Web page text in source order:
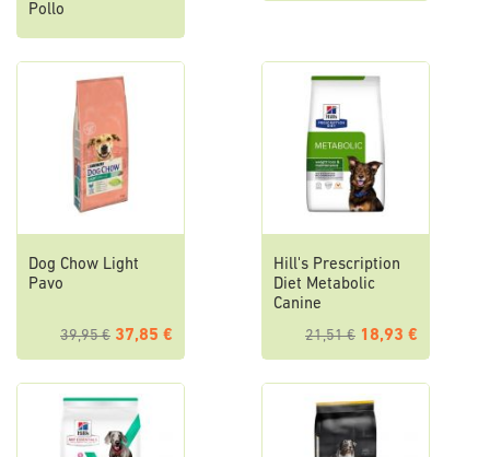
Pollo
Dog Chow Light
Pavo
39,95 € 37,85 €
Hill's Prescription
Diet Metabolic
Canine
21,51 € 18,93 €